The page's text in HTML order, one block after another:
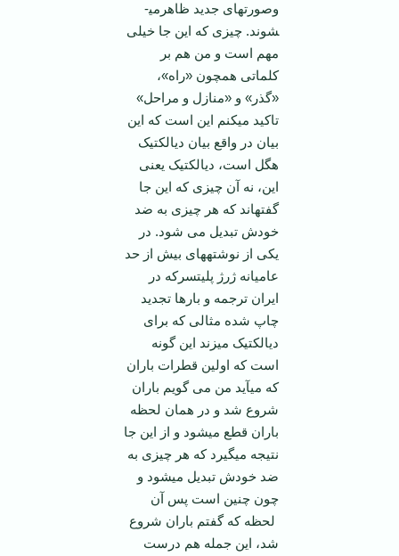
وصورتهای جدید ظاهرمی­
شوند. چیزی که این جا خیلی
مهم است و من هم بر
کلماتی همچون «راه»،
«گذر» و «منازل و مراحل»
تاکید می­کنم این است که این
بیان در واقع بیان دیالکتیک
هگل است، دیالکتیک یعنی
این، نه آن چیزی که این جا
گفته­اند که هر چیزی به ضد
خودش تبدیل می شود. در
یکی از نوشته­های بیش از حد
عامیانه ژرژ پلیتسرکه در
ایران ترجمه و بارها تجدید
چاپ شده مثالی که برای
دیالکتیک می­زند این گونه
است که اولین قطرات باران
که می­آید من می گویم باران
شروع شد و در همان لحظه
باران قطع می­شود و از این جا
نتیجه می­گیرد که هر چیزی به
ضد خودش تبدیل می­شود و
چون چنین است پس آن
لحظه که گفتم باران شروع
شد، این جمله هم درست